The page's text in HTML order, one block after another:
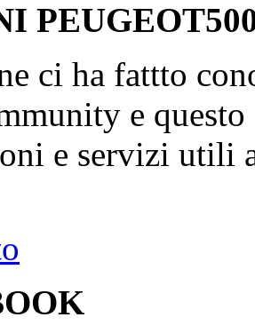
ci ha fattto
e
e servizi utili